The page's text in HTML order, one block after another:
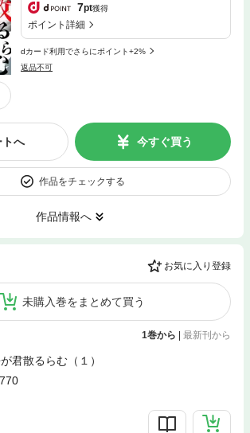
7pt獲得
ポイント詳細
dカード利用でさらにポイント+2%
返品不可
トへ 今すぐ買う
作品をチェックする
作品情報へ
お気に入り登録
未購入巻をまとめて買う
1巻から | 最新刊から
君散るらむ（１）
770